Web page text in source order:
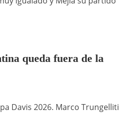
queda fuera de la
Davis 2026. Marco Trungelliti